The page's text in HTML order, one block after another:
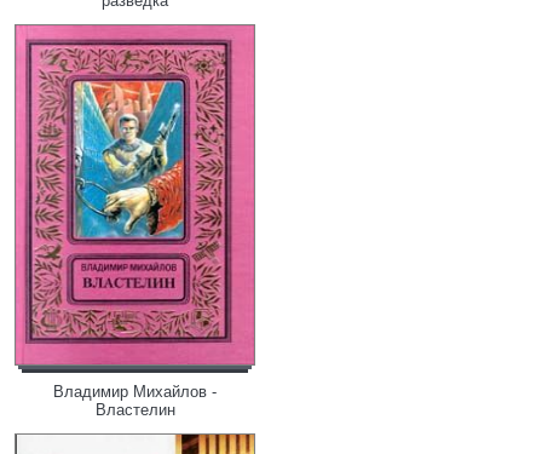
Владимир Михайлов -
Властелин